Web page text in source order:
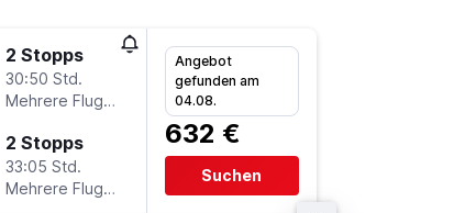
2 Stopps
30:50 Std.
Mehrere Fluglinien
2 Stopps
33:05 Std.
Mehrere Fluglinien
Angebot
gefunden am
04.08.
632 €
Suchen